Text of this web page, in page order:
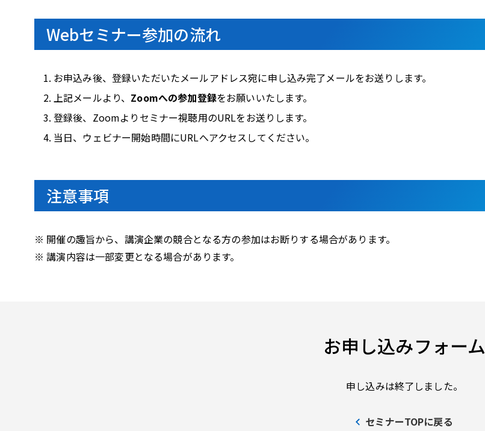
Webセミナー参加の流れ
お申込み後、登録いただいたメールアドレス宛に申し込み完了メールをお送りします。
上記メールより、 Zoomへの参加登録をお願いいたします。
登録後、Zoomよりセミナー視聴用のURLをお送りします。
当日、ウェビナー開始時間にURLへアクセスしてください。
注意事項
※ 開催の趣旨から、講演企業の競合となる方の参加はお断りする場合があります。
※ 講演内容は一部変更となる場合があります。
お申し込みフォーム
申し込みは終了しました。
セミナーTOPに戻る